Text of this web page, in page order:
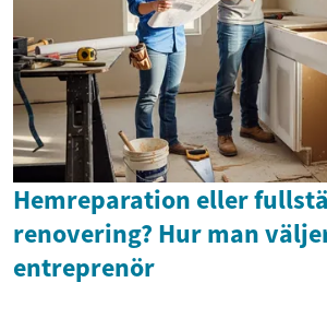
Hemreparation eller
renovering? Hur man
entreprenör